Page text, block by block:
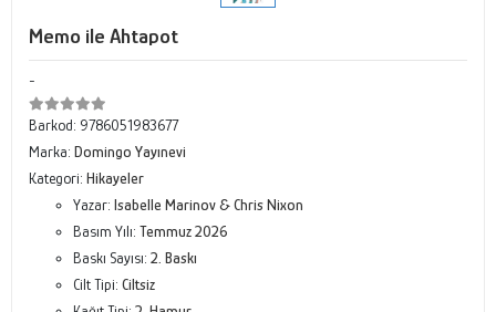
Memo ile Ahtapot
-
Barkod: 9786051983677
Marka: Domingo Yayınevi
Kategori: Hikayeler
Yazar: Isabelle Marinov & Chris Nixon
Basım Yılı: Temmuz 2026
Baskı Sayısı: 2. Baskı
Cilt Tipi: Ciltsiz